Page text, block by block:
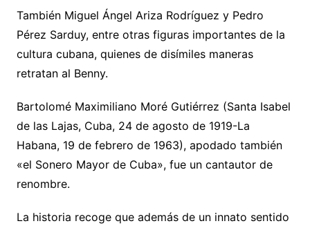
También Miguel Ángel Ariza Rodríguez y Pedro
Pérez Sarduy, entre otras figuras importantes de la
cultura cubana, quienes de disímiles maneras
retratan al Benny.
Bartolomé Maximiliano Moré Gutiérrez (Santa Isabel
de las Lajas, Cuba, 24 de agosto de 1919-La
Habana, 19 de febrero de 1963), apodado también
«el Sonero Mayor de Cuba», fue un cantautor de
renombre.
La historia recoge que además de un innato sentido